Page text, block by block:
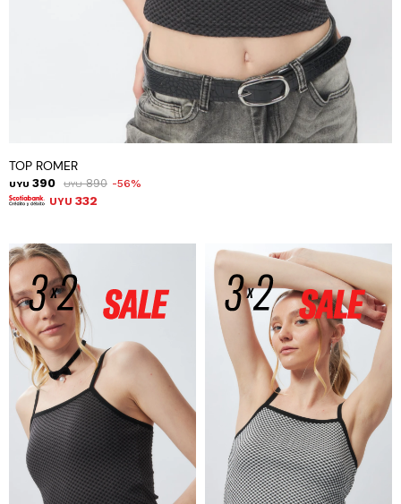
TOP ROMER
UYU 390 UYU 890 56
UYU 332